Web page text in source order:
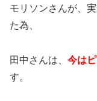
モリソンさんが、
た為、
田中さんは、 今は
す。